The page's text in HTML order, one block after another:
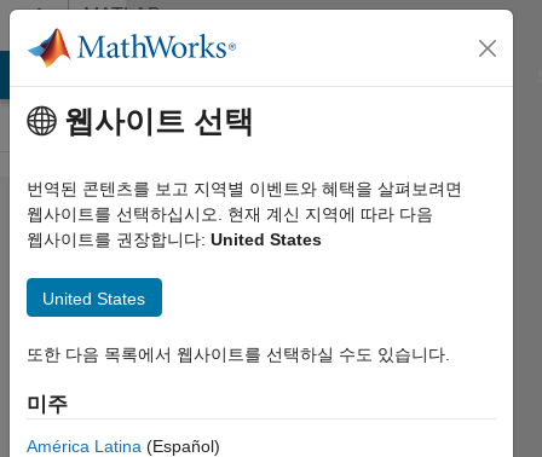
콘텐츠로 바로 가기
MATLAB
Answers
Plotting
isotherms
for ideal
gas law
Lindsay
Roth
2018 8월
웹사이트 선택
번역된 콘텐츠를 보고 지역별 이벤트와 혜택을 살펴보려면
웹사이트를 선택하십시오. 현재 계신 지역에 따라 다음
웹사이트를 권장합니다: United States
United States
또한 다음 목록에서 웹사이트를 선택하실 수도 있습니다.
미주
América Latina (Español)